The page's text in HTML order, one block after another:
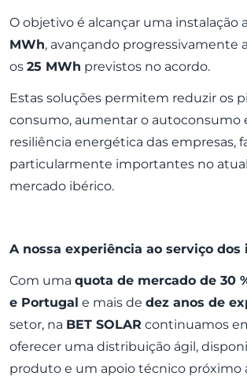
O objetivo é alcançar uma instalação
MWh, avançando progressivamente
os 25 MWh previstos no acordo.
Estas soluções permitem reduzir os
consumo, aumentar o autoconsumo
resiliência energética das empresas,
particularmente importantes no
mercado ibérico.
A nossa experiência ao serviço dos
Com uma quota de mercado de 30
e Portugal e mais de dez anos de
setor, na BET SOLAR continuamos
oferecer uma distribuição ágil,
produto e um apoio técnico próximo